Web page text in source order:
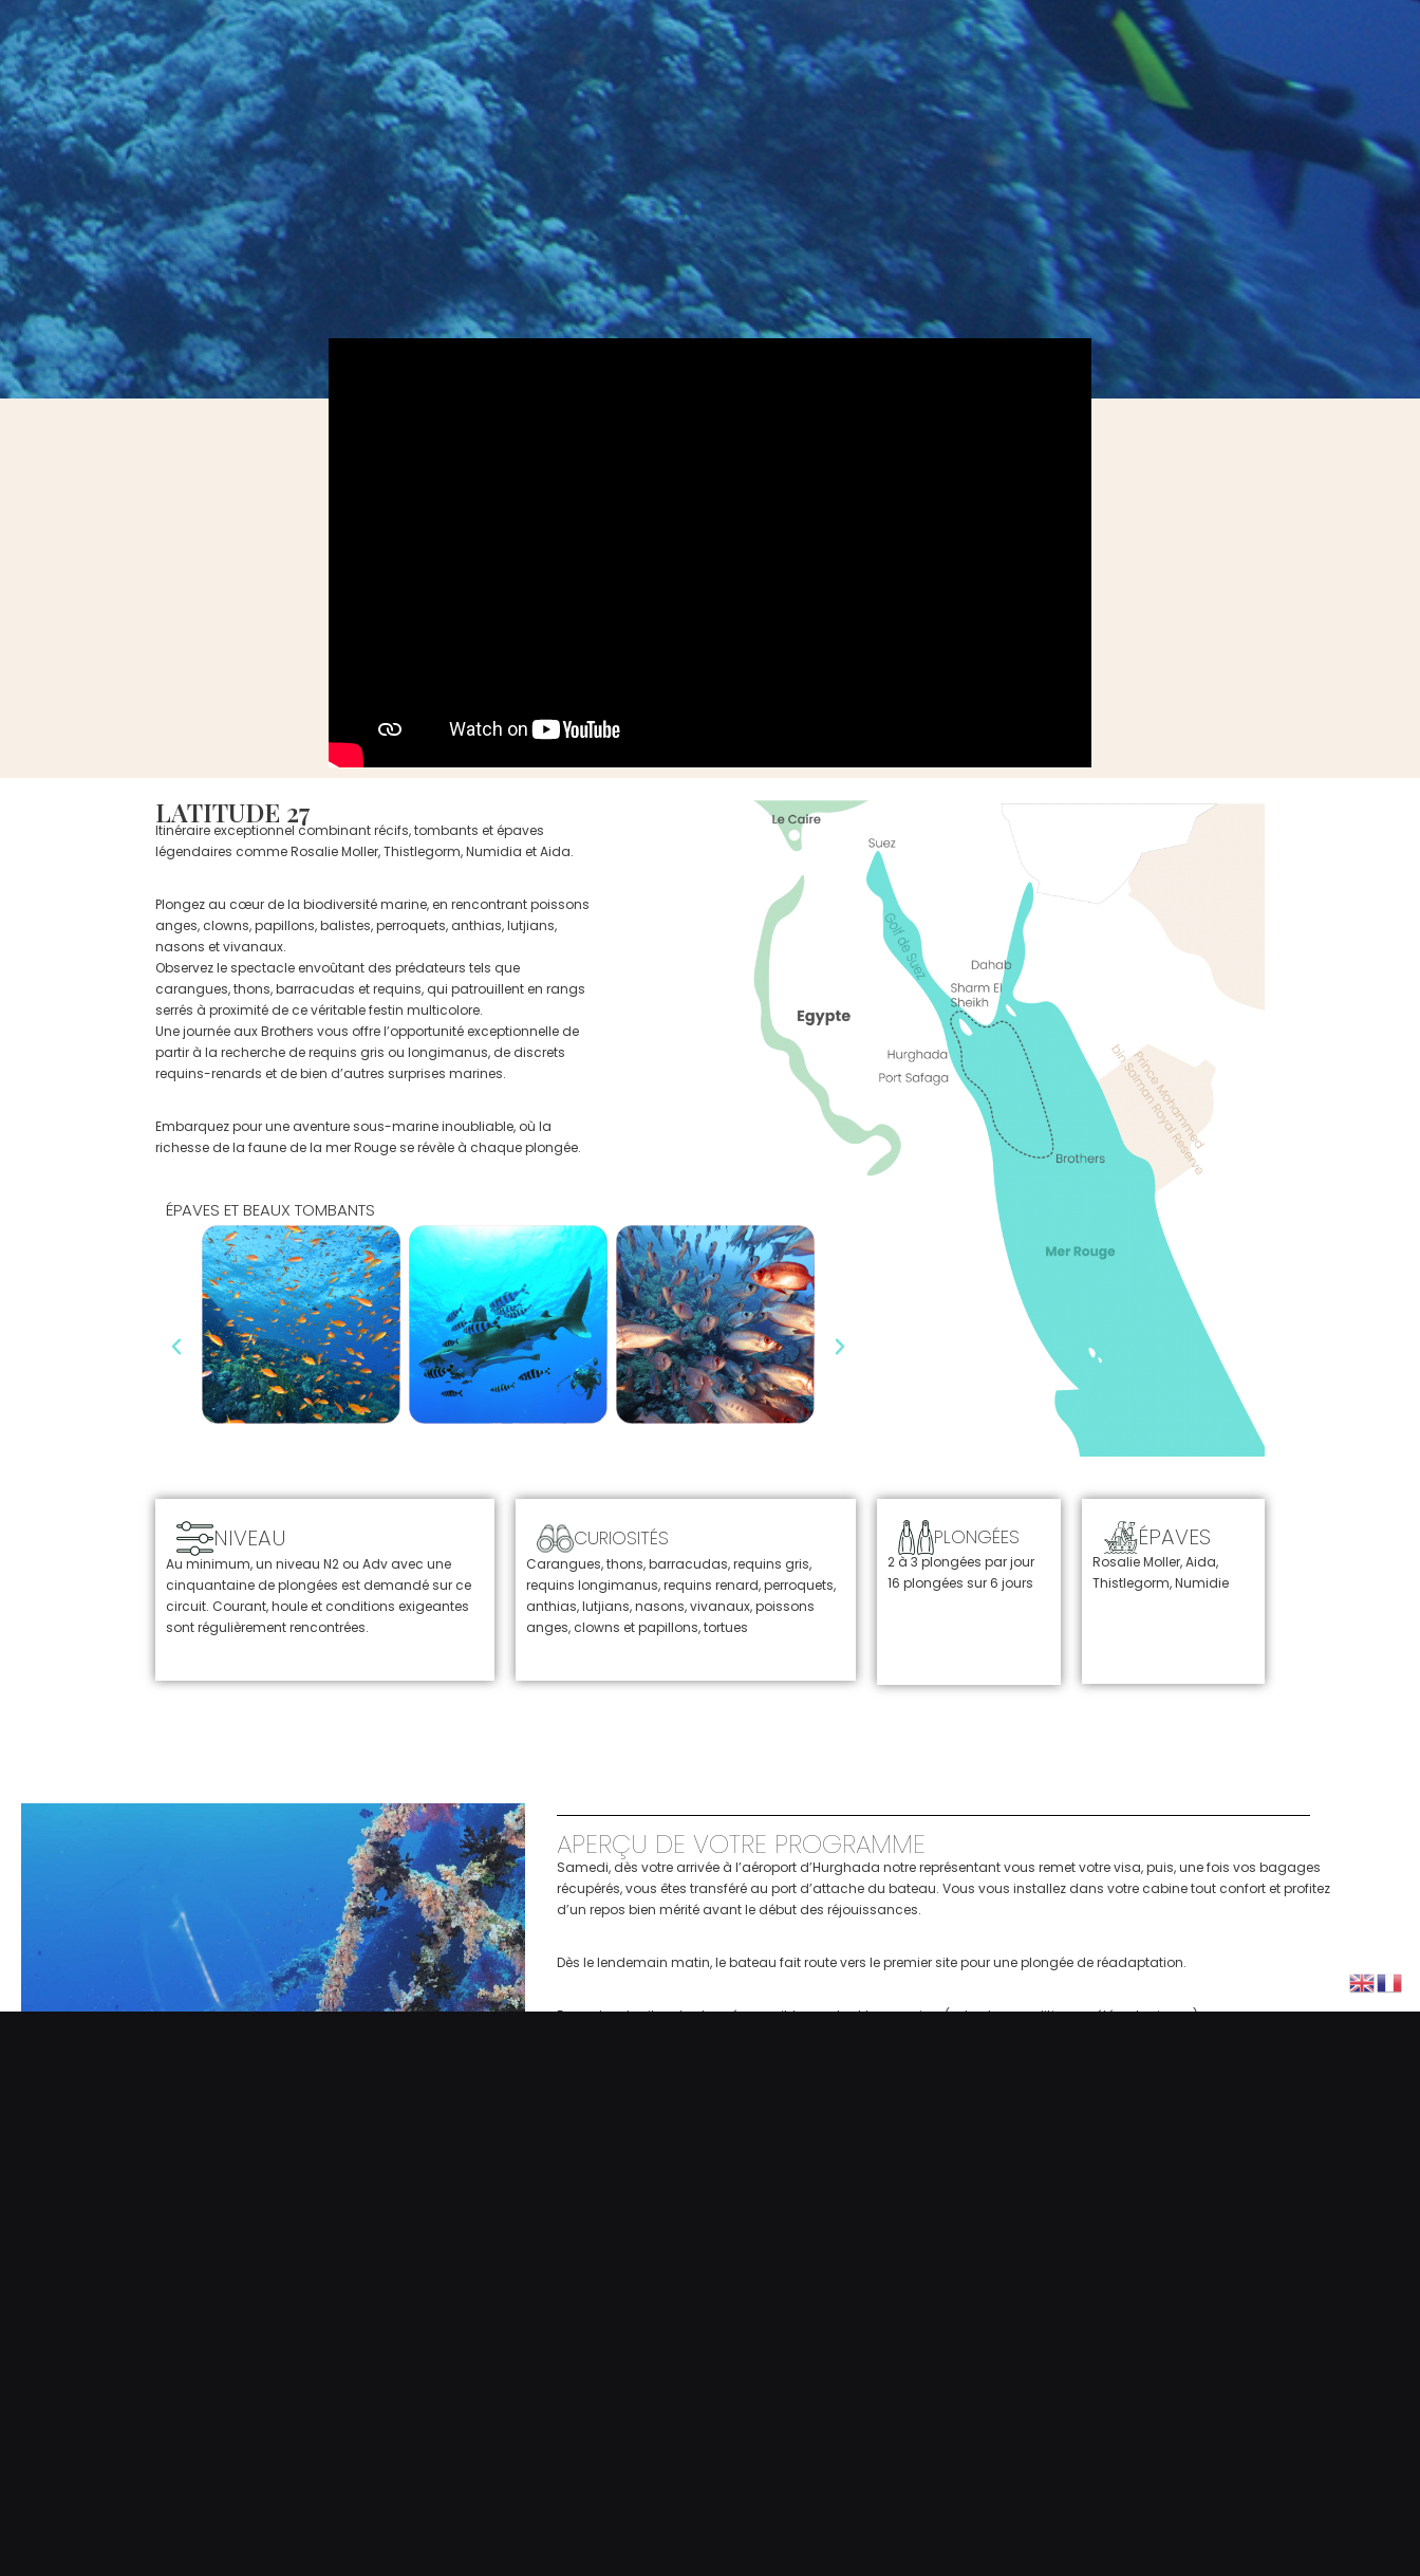
LATITUDE 27
Itinéraire exceptionnel combinant récifs, tombants et épaves
légendaires comme Rosalie Moller, Thistlegorm, Numidia et Aida.
Plongez au cœur de la biodiversité marine, en rencontrant poissons
anges, clowns, papillons, balistes, perroquets, anthias, lutjians,
nasons et vivanaux.
Observez le spectacle envoûtant des prédateurs tels que
carangues, thons, barracudas et requins, qui patrouillent en rangs
serrés à proximité de ce véritable festin multicolore.
Une journée aux Brothers vous offre l’opportunité exceptionnelle de
partir à la recherche de requins gris ou longimanus, de discrets
requins-renards et de bien d’autres surprises marines.
Embarquez pour une aventure sous-marine inoubliable, où la
richesse de la faune de la mer Rouge se révèle à chaque plongée.
ÉPAVES ET BEAUX TOMBANTS
NIVEAU
Au minimum, un niveau N2 ou Adv avec une
cinquantaine de plongées est demandé sur ce
circuit. Courant, houle et conditions exigeantes
sont régulièrement rencontrées.
CURIOSITÉS
Carangues, thons, barracudas, requins gris,
requins longimanus, requins renard, perroquets,
anthias, lutjians, nasons, vivanaux, poissons
anges, clowns et papillons, tortues
PLONGÉES
2 à 3 plongées par jour
16 plongées sur 6 jours
ÉPAVES
Rosalie Moller,Aida,
Thistlegorm, Numidie
APERÇU DE VOTRE PROGRAMME
Samedi, dès votre arrivée à l’aéroport d’Hurghada notre représentant vous remet votre visa, puis, une fois vos bagages
récupérés, vous êtes transféré au port d’attache du bateau. Vous vous installez dans votre cabine tout confort et profitez
d’un repos bien mérité avant le début des réjouissances.
Dès le lendemain matin, le bateau fait route vers le premier site pour une plongée de réadaptation.
Exemples de sites de plongée possible pendant la semaine (selon les conditions météorologiques) :